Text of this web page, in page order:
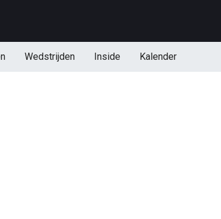
Wedstrijden Inside Kalender